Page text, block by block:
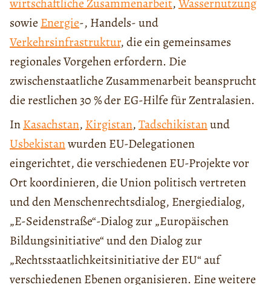
wirtschaftliche Zusammenarbeit,Wassernutzung
sowie Energie-, Handels- und
Verkehrsinfrastruktur, die ein gemeinsames
regionales Vorgehen erfordern. Die
zwischenstaatliche Zusammenarbeit beansprucht
die restlichen 30 % der EG-Hilfe für Zentralasien.
InKasachstan, Kirgistan,Tadschikistanund
Usbekistanwurden EU-Delegationen
eingerichtet, die verschiedenen EU-Projekte vor
Ort koordinieren, die Union politisch vertreten
und den Menschenrechtsdialog, Energiedialog,
„E-Seidenstraße“-Dialog zur „Europäischen
Bildungsinitiative“ und den Dialog zur
„Rechtsstaatlichkeitsinitiative der EU“ auf
verschiedenen Ebenen organisieren. Eine weitere